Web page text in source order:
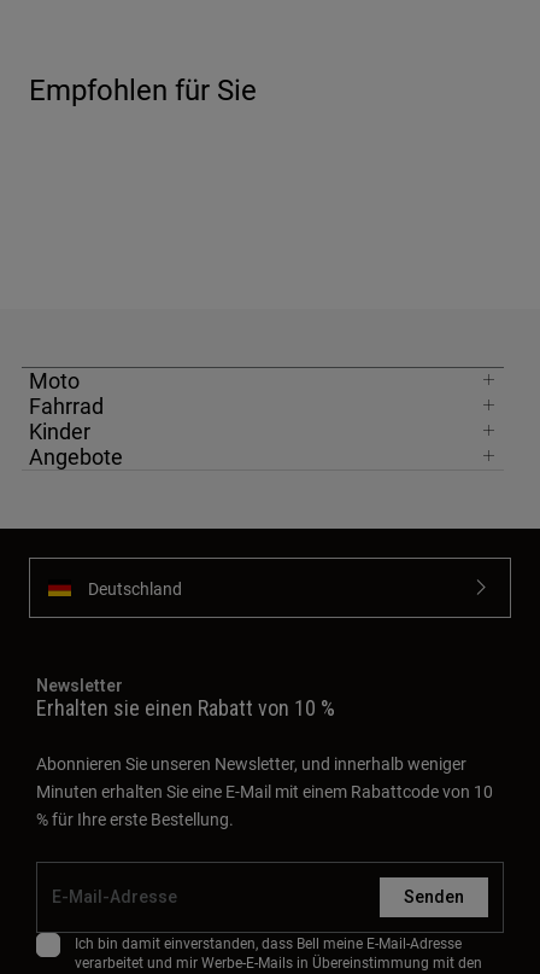
Empfohlen für Sie
Moto
Fahrrad
Kinder
Angebote
Deutschland
Newsletter
Erhalten sie einen Rabatt von 10 %
Abonnieren Sie unseren Newsletter, und innerhalb weniger
Minuten erhalten Sie eine E-Mail mit einem Rabattcode von 10
% für Ihre erste Bestellung.
Senden
Ich bin damit einverstanden, dass Bell meine E-Mail-Adresse
verarbeitet und mir Werbe-E-Mails in Übereinstimmung mit den